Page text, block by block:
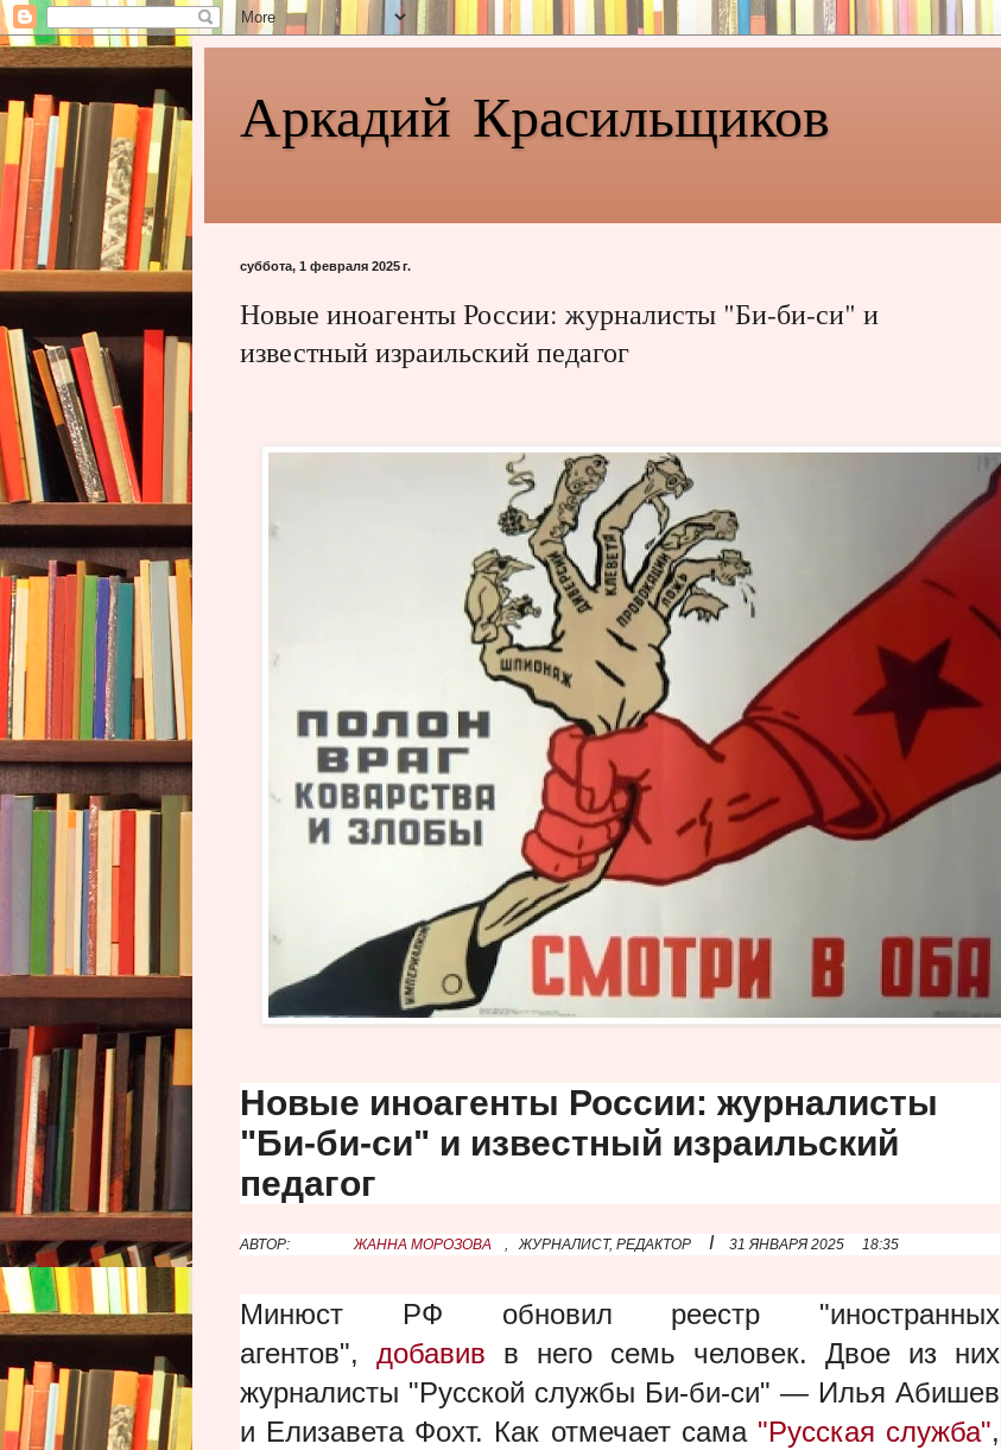
Аркадий Красильщиков
суббота, 1 февраля 2025 г.
Новые иноагенты России: журналисты "Би-би-си" и
известный израильский педагог
Новые иноагенты России: журналисты
"Би-би-си" и известный израильский
педагог
АВТОР: ЖАННА МОРОЗОВА ЖУРНАЛИСТ, РЕДАКТОР I 31 ЯНВАРЯ 2025 18:35
Минюст РФ обновил реестр "иностранных
агентов", добавив
в него семь человек. Двое из них
журналисты "Русской службы Би-би-си" — Илья Абишев
и Елизавета Фохт. Как отмечает сама "Русская служба",